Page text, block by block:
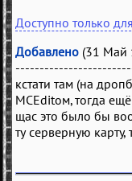
Доступно только
Добавлено (31 Май
кстати там (на
MCEditом, тогда
щас это было бы
ту серверную